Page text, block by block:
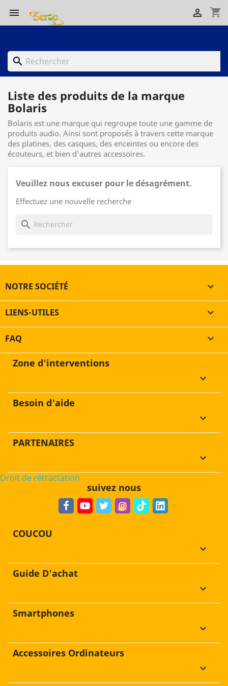
 shopping_cart

search
Liste des produits de la marque
Bolaris
Bolaris est une marque qui regroupe toute une gamme de
produits audio. Ainsi sont proposés à travers cette marque
des platines, des casques, des enceintes ou encore des
écouteurs, et bien d'autres accessoires.
Veuillez nous excuser pour le désagrément.
Effectuez une nouvelle recherche
search
NOTRE SOCIÉTÉ 
LIENS-UTILES 
FAQ

Zone d'interventions
keyboard_arrow_down
Besoin d'aide
keyboard_arrow_down
PARTENAIRES
keyboard_arrow_down
Droit de rétractation
suivez nous
COUCOU
keyboard_arrow_down
Guide D'achat
keyboard_arrow_down
Smartphones
keyboard_arrow_down
Accessoires Ordinateurs
keyboard_arrow_down